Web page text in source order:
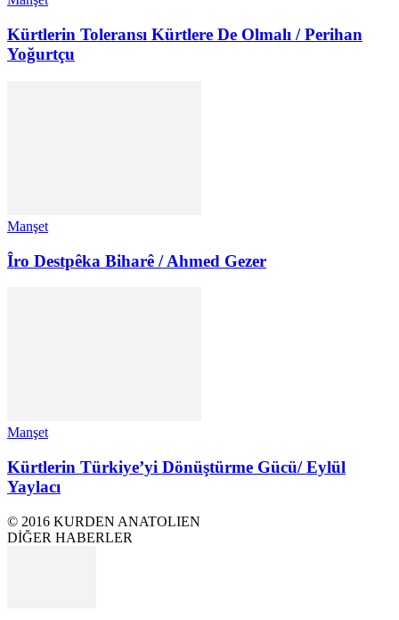
Kürtlerin Toleransı Kürtlere De Olmalı / Perihan
Yoğurtçu
Manşet
Îro Destpêka Biharê / Ahmed Gezer
Manşet
Kürtlerin Türkiye’yi Dönüştürme Gücü/ Eylül
Yaylacı
© 2016 KURDEN ANATOLIEN
DİĞER HABERLER